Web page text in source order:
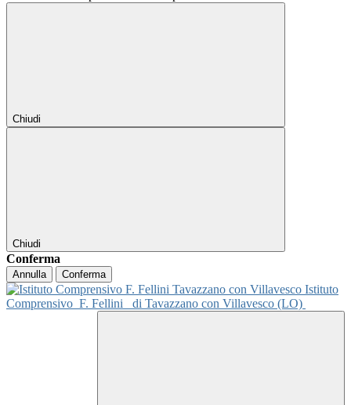
Chiudi
Chiudi
Conferma
Annulla Conferma
Istituto
Comprensivo F. Fellini di Tavazzano con Villavesco (LO)